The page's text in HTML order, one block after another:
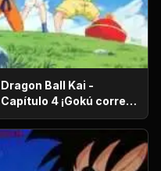
Dragon Ball Kai -
Capítulo 4 ¡Gokú corre
en el más allá! ¡El
camino de la serpiente
de un millón de
kilómetros!